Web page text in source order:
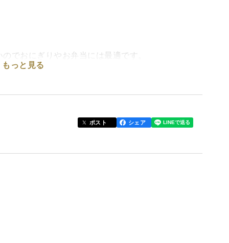
でおにぎりやお弁当には最適です。
もっと見る
ポスト シェア